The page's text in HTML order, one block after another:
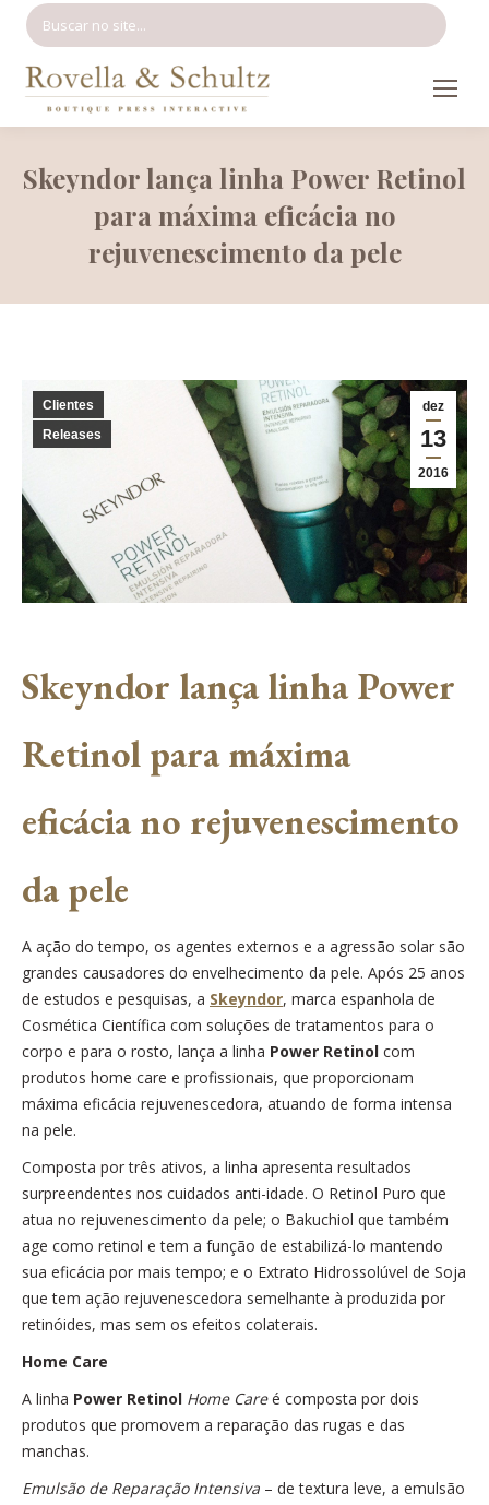
Skeyndor lança linha Power Retinol
para máxima eficácia no
rejuvenescimento da pele
dez
13
2016
Clientes
Releases
Skeyndor lança linha Power
Retinol para máxima
eficácia no rejuvenescimento
da pele
A ação do tempo, os agentes externos e a agressão solar são
grandes causadores do envelhecimento da pele. Após 25 anos
de estudos e pesquisas, a Skeyndor, marca espanhola de
Cosmética Científica com soluções de tratamentos para o
corpo e para o rosto, lança a linha Power Retinol com
produtos home care e profissionais, que proporcionam
máxima eficácia rejuvenescedora, atuando de forma intensa
na pele.
Composta por três ativos, a linha apresenta resultados
surpreendentes nos cuidados anti-idade. O Retinol Puro que
atua no rejuvenescimento da pele; o Bakuchiol que também
age como retinol e tem a função de estabilizá-lo mantendo
sua eficácia por mais tempo; e o Extrato Hidrossolúvel de Soja
que tem ação rejuvenescedora semelhante à produzida por
retinóides, mas sem os efeitos colaterais.
Home Care
A linha Power Retinol Home Careé composta por dois
produtos que promovem a reparação das rugas e das
manchas.
Emulsão de Reparação Intensiva – de textura leve, a emulsão